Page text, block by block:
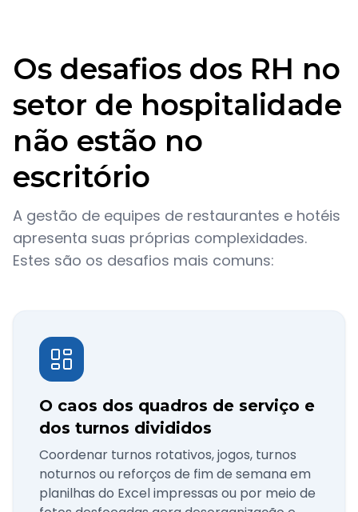
Os desafios dos RH no
setor de hospitalidade
não estão no
escritório
A gestão de equipes de restaurantes e hotéis
apresenta suas próprias complexidades.
Estes são os desafios mais comuns:
O caos dos quadros de serviço e
dos turnos divididos
Coordenar turnos rotativos, jogos, turnos
noturnos ou reforços de fim de semana em
planilhas do Excel impressas ou por meio de